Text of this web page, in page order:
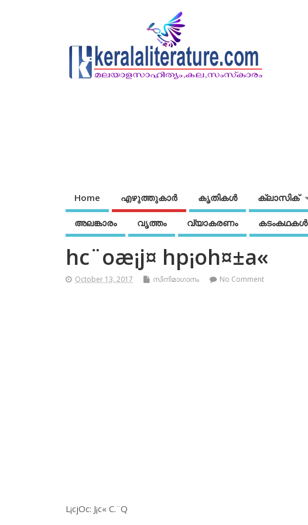
Home എഴുത്തുകാര്‍ കൃതികൾ ക്ലാസിക്
അലങ്കാരം വൃത്തം വ്യാകരണം കടംകഥകള്‍
hc¨oæ¡j¤ hp¡oh¤±a«
October 13, 2017 സിനിമാഗാനം No Comment
L¡cjOc: J¡c« C.¨Q